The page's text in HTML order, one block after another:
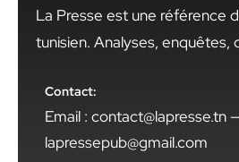
La Presse est une référence
tunisien. Analyses, enquêtes,
Contact:
Email : contact@lapresse.tn —
lapressepub@gmail.com